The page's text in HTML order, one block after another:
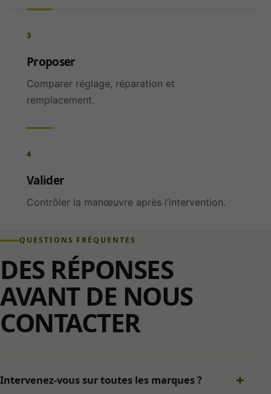
3
Proposer
Comparer réglage, réparation et
remplacement.
4
Valider
Contrôler la manœuvre après l’intervention.
QUESTIONS FRÉQUENTES
DES RÉPONSES
AVANT DE NOUS
CONTACTER
Intervenez-vous sur toutes les marques ?
site. Ils ne